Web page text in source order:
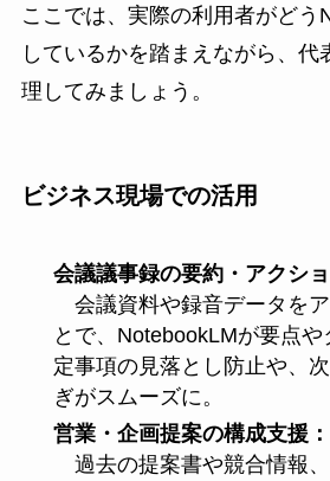
ここでは、実際の利用者がどう
しているかを踏まえながら、代
理してみましょう。
ビジネス現場での活用
会議議事録の要約・アクショ
会議資料や録音データを
とで、NotebookLMが要点
定事項の見落とし防止や、
ぎがスムーズに。
営業・企画提案の構成支援：
過去の提案書や競合情報